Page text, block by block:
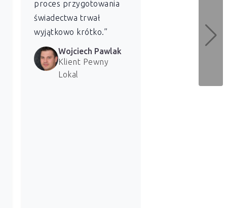
proces przygotowania
świadectwa trwał
wyjątkowo krótko.”
Wojciech Pawlak
Klient Pewny
Lokal